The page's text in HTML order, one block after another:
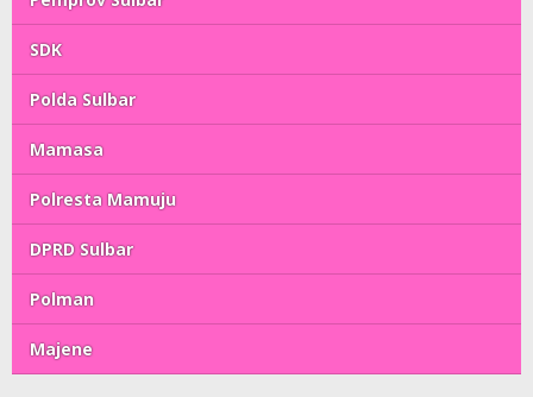
SDK
Polda Sulbar
Mamasa
Polresta Mamuju
DPRD Sulbar
Polman
Majene